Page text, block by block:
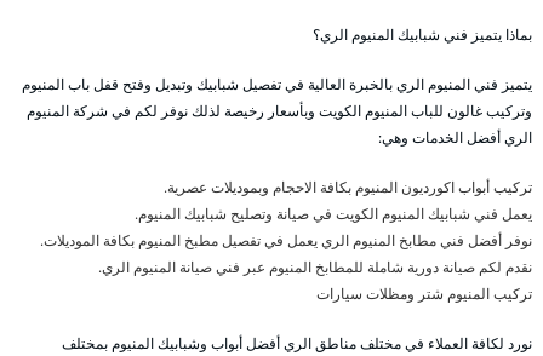
بماذا يتميز فني شبابيك المنيوم الري؟
يتميز فني المنيوم الري بالخبرة العالية في تفصيل شبابيك وتبديل وفتح قفل باب المنيوم
وتركيب غالون للباب المنيوم الكويت وبأسعار رخيصة لذلك نوفر لكم في شركة المنيوم
الري أفضل الخدمات وهي:
تركيب أبواب اكورديون المنيوم بكافة الاحجام وبموديلات عصرية.
يعمل فني شبابيك المنيوم الكويت في صيانة وتصليح شبابيك المنيوم.
نوفر أفضل فني مطابخ المنيوم الري يعمل في تفصيل مطبخ المنيوم بكافة الموديلات.
نقدم لكم صيانة دورية شاملة للمطابخ المنيوم عبر فني صيانة المنيوم الري.
تركيب المنيوم شتر ومظلات سيارات
نورد لكافة العملاء في مختلف مناطق الري أفضل أبواب وشبابيك المنيوم بمختلف